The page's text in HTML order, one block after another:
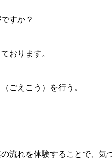
すか？
おります。
ごえこう）を行う。
流れを体験することで、気